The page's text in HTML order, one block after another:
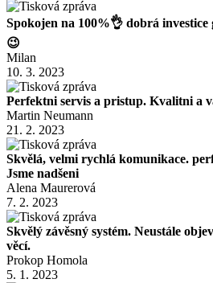
Spokojen na 100%👌 dobrá
😉
Milan
10. 3. 2023
Perfektni servis a pristup. Kvalitni a
Martin Neumann
21. 2. 2023
Skvělá, velmi rychlá komunikace.
Jsme nadšeni
Alena Maurerová
7. 2. 2023
Skvělý závěsný systém. Neustále
věcí.
Prokop Homola
5. 1. 2023